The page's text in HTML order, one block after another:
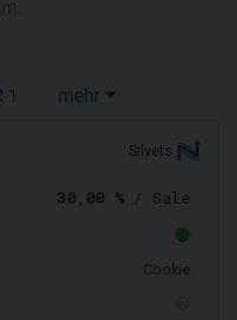
mehr
Silvets
30,00 % / Sale
Cookie